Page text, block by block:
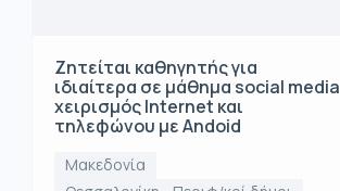
Ζητείται καθηγητής για
ιδιαίτερα σε μάθημα social media
χειρισμός Internet και
τηλεφώνου με Andoid
Μακεδονία